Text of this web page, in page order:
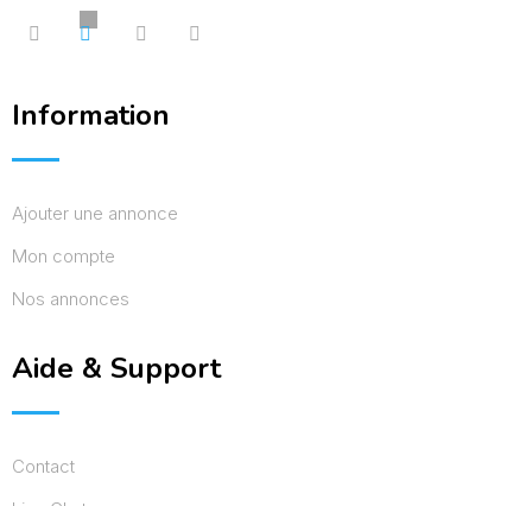
Information
Ajouter une annonce
Mon compte
Nos annonces
Aide & Support
Contact